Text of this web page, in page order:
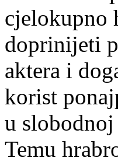
cjelokupno
doprinijeti
aktera i
korist
u
Temu